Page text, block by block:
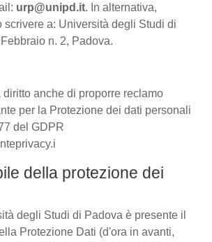
urp@unipd.it. In alternativa,
scrivere a: Università degli Studi di
n. 2, Padova.
diritto anche di proporre reclamo
per la Protezione dei dati personali
del GDPR
della protezione dei
degli Studi di Padova è presente il
Protezione Dati (d'ora in avanti,